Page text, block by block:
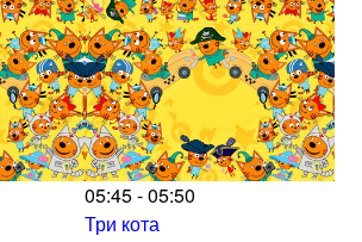
05:45 - 05:50
Три кота